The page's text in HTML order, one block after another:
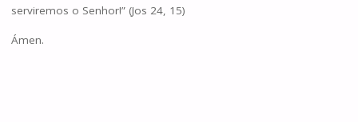
serviremos o Senhor!” (Jos 24, 15)
Ámen.